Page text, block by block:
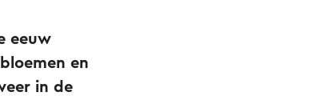
eeuw
en
in de